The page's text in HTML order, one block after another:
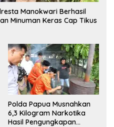
Manokwari Berhasil
Minuman Keras Cap Tikus
Polda Papua Musnahkan
6,3 Kilogram Narkotika
Hasil Pengungkapan